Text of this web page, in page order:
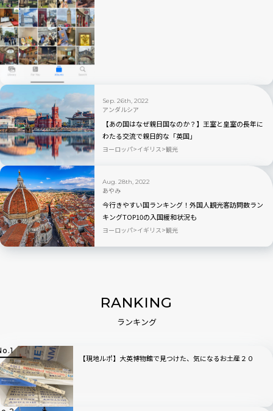
Sep. 26th, 2022
アンダルシア
【あの国はなぜ親日国なのか？】王室と皇室の長年に
わたる交流で親日的な「英国」
ヨーロッパ イギリス 観光
Aug. 28th, 2022
あやみ
今行きやすい国ランキング！外国人観光客訪問数ラン
キングTOP10の入国緩和状況も
ヨーロッパ イギリス 観光
RANKING
ランキング
【現地ルポ】大英博物館で見つけた、気になるお土産２０